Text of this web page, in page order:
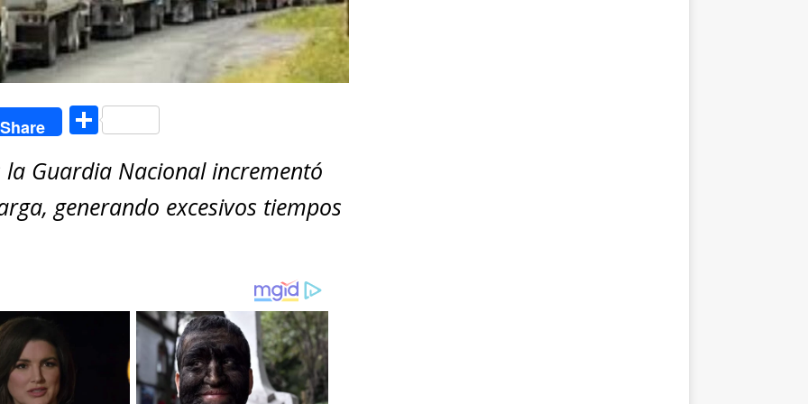
Share C
m
p
la Guardia Nacional incrementó
generando excesivos tiempos